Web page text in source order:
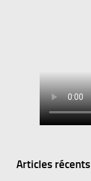
Articles récents